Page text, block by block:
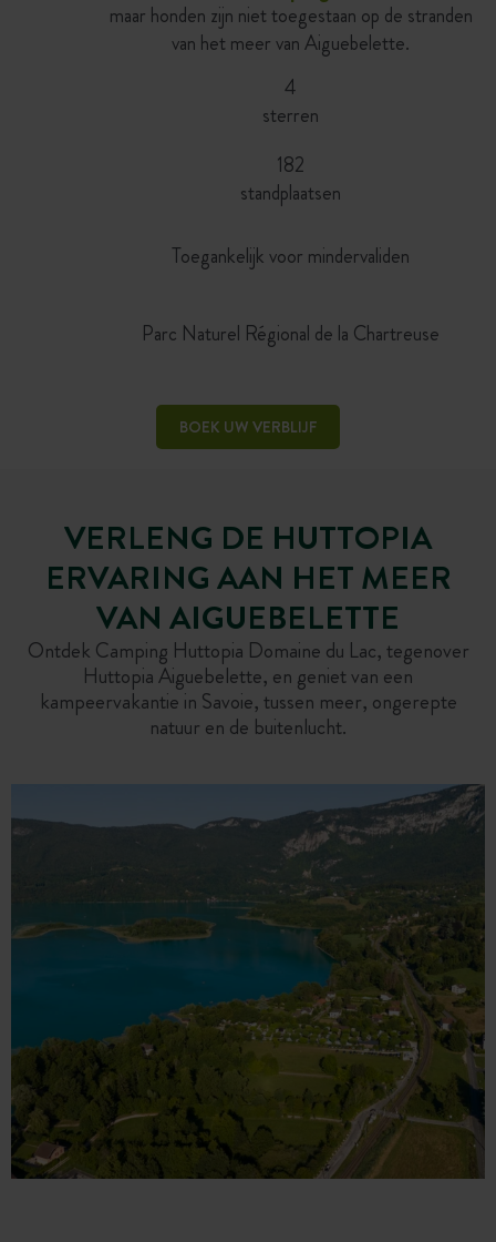
maar honden zijn niet toegestaan op de stranden
van het meer van Aiguebelette.
4
sterren
182
standplaatsen
Toegankelijk voor mindervaliden
Parc Naturel Régional de la Chartreuse
BOEK UW VERBLIJF
VERLENG DE HUTTOPIA
ERVARING AAN HET MEER
VAN AIGUEBELETTE
Ontdek Camping Huttopia Domaine du Lac, tegenover
Huttopia Aiguebelette, en geniet van een
kampeervakantie in Savoie, tussen meer, ongerepte
natuur en de buitenlucht.